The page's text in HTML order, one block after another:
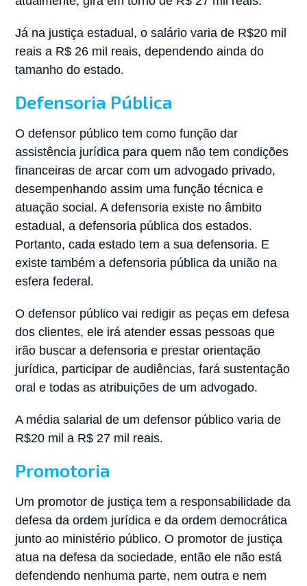
Já na justiça estadual, o salário varia de R$20 mil
reais a R$ 26 mil reais, dependendo ainda do
tamanho do estado.
Defensoria Pública
O defensor público tem como função dar
assistência jurídica para quem não tem condições
financeiras de arcar com um advogado privado,
desempenhando assim uma função técnica e
atuação social. A defensoria existe no âmbito
estadual, a defensoria pública dos estados.
Portanto, cada estado tem a sua defensoria. E
existe também a defensoria pública da união na
esfera federal.
O defensor público vai redigir as peças em defesa
dos clientes, ele irá atender essas pessoas que
irão buscar a defensoria e prestar orientação
jurídica, participar de audiências, fará sustentação
oral e todas as atribuições de um advogado.
A média salarial de um defensor público varia de
R$20 mil a R$ 27 mil reais.
Promotoria
Um promotor de justiça tem a responsabilidade da
defesa da ordem jurídica e da ordem democrática
junto ao ministério público. O promotor de justiça
atua na defesa da sociedade, então ele não está
defendendo nenhuma parte, nem outra e nem